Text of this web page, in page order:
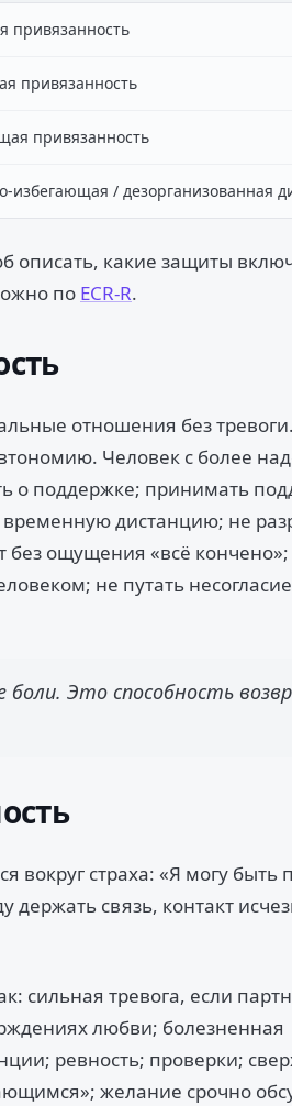
привязанность
привязанность
привязанность
избегающая / дезорганизованная
описать, какие защиты
по ECR-R.
отношения без
Человек с более
о поддержке; принимать
дистанцию; не
без ощущения «всё
не путать
Это способность
вокруг страха: «Я могу быть
держать связь, контакт
сильная тревога, если
любви; болезненная
ревность; проверки;
желание срочно